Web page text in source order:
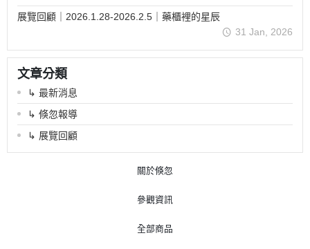
展覽回顧｜2026.1.28-2026.2.5｜藥櫃裡的星辰
31 Jan, 2026
文章分類
↳ 最新消息
↳ 倏忽報導
↳ 展覽回顧
關於倏忽
參觀資訊
全部商品